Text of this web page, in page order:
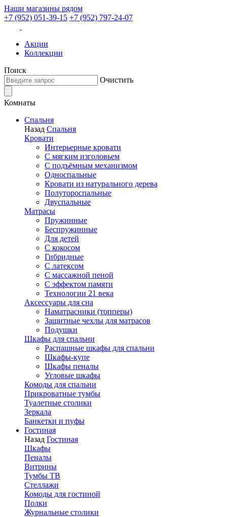
Наши магазины рядом
+7 (952) 051-39-15 +7 (952) 797-24-07
Акции
Коллекции
Поиск
Очистить
Комнаты
Спальня
Назад Спальня
Кровати
Интерьерные кровати
С мягким изголовьем
С подъёмным механизмом
Односпальные
Кровати из натурального дерева
Полутороспальные
Двуспальные
Матрасы
Пружинные
Беспружинные
Для детей
C кокосом
Гибридные
С латексом
С массажной пеной
С эффектом памяти
Технологии 21 века
Аксессуары для сна
Наматрасники (топперы)
Защитные чехлы для матрасов
Подушки
Шкафы для спальни
Распашные шкафы для спальни
Шкафы-купе
Шкафы пеналы
Угловые шкафы
Комоды для спальни
Прикроватные тумбы
Туалетные столики
Зеркала
Банкетки и пуфы
Гостиная
Назад Гостиная
Шкафы
Пеналы
Витрины
Тумбы ТВ
Стеллажи
Комоды для гостиной
Полки
Журнальные столики